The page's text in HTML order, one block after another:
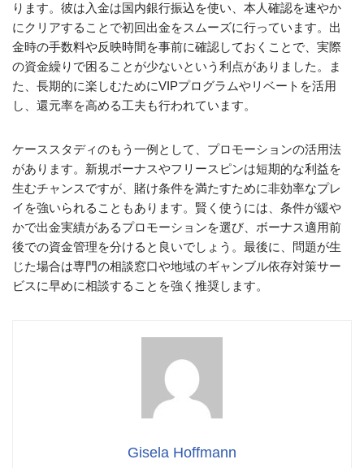
ります。彼は入金は国内銀行振込を使い、本人確認を速やか
にクリアすることで初回出金をスムーズに行っています。出
金時の手数料や反映時間を事前に確認しておくことで、実際
の資金繰りで困ることが少ないという利点がありました。ま
た、長期的に楽しむためにVIPプログラムやリベートを活用
し、還元率を高める工夫も行われています。
ケーススタディのもう一例として、プロモーションの活用法
があります。新規ボーナスやフリースピンは短期的な利益を
生むチャンスですが、賭け条件を満たすために非効率なプレ
イを強いられることもあります。賢く使うには、条件が緩や
かで出金実績があるプロモーションを選び、ボーナス適用前
後での資金管理を分けると良いでしょう。最後に、問題が生
じた場合は専門の相談窓口や地域のギャンブル依存対策サー
ビスに早めに相談することを強く推奨します。
Gisela Hoffmann